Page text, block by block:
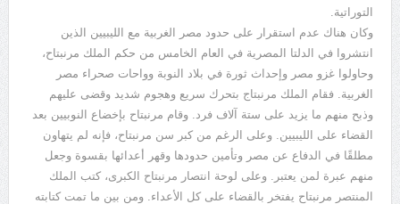
التوراتية.
وكان هناك عدم استقرار على حدود مصر الغربية مع الليبيين الذين
انتشروا في الدلتا المصرية في العام الخامس من حكم الملك مرنبتاح،
وحاولوا غزو مصر وإحداث ثورة في بلاد النوبة وواحات صحراء مصر
الغربية. فقام الملك مرنبتاج بتحرك سريع وهجوم شديد وقضى عليهم
وذبح منهم ما يزيد على ستة آلاف فرد. وقام مرنبتاح بإخضاع النوبيين بعد
القضاء على الليبيين. وعلى الرغم من كبر سن مرنبتاح، فإنه لم يتهاون
مطلقًا في الدفاع عن مصر وتأمين حدودها وقهر أعدائها بقسوة وجعل
منهم عبرة لمن يعتبر. وعلى لوحة انتصار مرنبتاح الكبرى، كتب الملك
المنتصر مرنبتاح يفتخر بالقضاء على كل الأعداء. ومن بين ما تمت كتابته